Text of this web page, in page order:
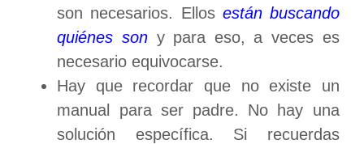
son necesarios. Ellos están buscando
quiénes son y para eso, a veces es
necesario equivocarse.
Hay que recordar que no existe un
manual para ser padre. No hay una
solución específica. Si recuerdas